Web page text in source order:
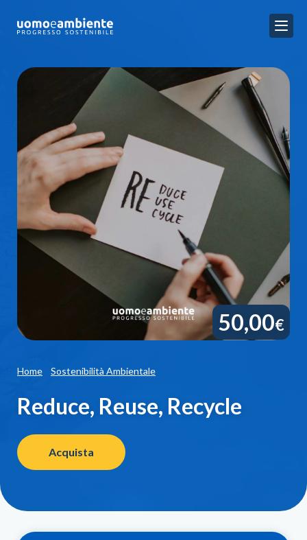
50,00€
Home Sostenibilità Ambientale
Reduce, Reuse, Recycle
Acquista